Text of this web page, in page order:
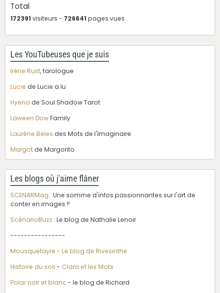
Total
172391visiteurs - 726641pages vues
Les YouTubeuses que je suis
Irène Rust, tarologue
Lucie de Lucie a lu
Hyena de Soul Shadow Tarot
Laween DowFamily
Laurène Beles des Mots de l'Imaginaire
Margotde Margorito
Les blogs où j'aime flâner
SCENARMag : Une somme d'infos passionnantes sur l'art de
conter en images !!
ScénarioBuzz : Le blog de Nathalie Lenoir
----------------
Mousquetayre - Le blog de Rivesinthe
Histoire du soir- Clara et les Mots
Polar noir et blanc - le blog de Richard